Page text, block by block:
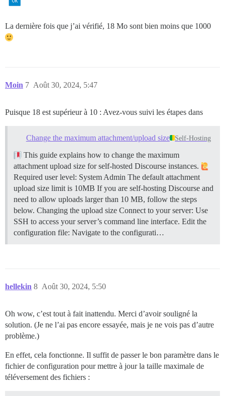
La dernière fois que j’ai vérifié, 18 Mo sont bien moins que 1000
Moin Août 30, 2024, 5:47
7
Puisque 18 est supérieur à 10 : Avez-vous suivi les étapes dans
Change the maximum attachment/upload size Self-Hosting
This guide explains how to change the maximum
attachment upload size for self-hosted Discourse instances.
Required user level: System Admin The default attachment
upload size limit is 10MB If you are self-hosting Discourse and
need to allow uploads larger than 10 MB, follow the steps
below. Changing the upload size Connect to your server: Use
SSH to access your server’s command line interface. Edit the
configuration file: Navigate to the configurati…
hellekin Août 30, 2024, 5:50
8
Oh wow, c’est tout à fait inattendu. Merci d’avoir souligné la
solution. (Je ne l’ai pas encore essayée, mais je ne vois pas d’autre
problème.)
En effet, cela fonctionne. Il suffit de passer le bon paramètre dans le
fichier de configuration pour mettre à jour la taille maximale de
téléversement des fichiers :